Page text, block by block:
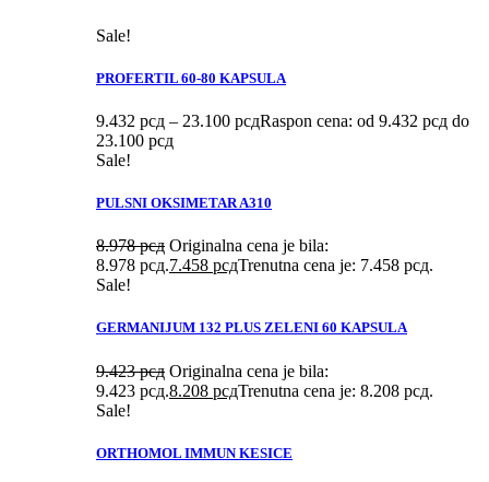
Sale!
PROFERTIL 60-80 KAPSULA
9.432 рсд – 23.100 рсдRaspon cena: od 9.432 рсд do
23.100 рсд
Sale!
PULSNI OKSIMETAR A310
8.978рсд Originalna cena je bila:
8.978 рсд.7.458 рсдTrenutna cena je: 7.458 рсд.
Sale!
GERMANIJUM 132 PLUS ZELENI 60 KAPSULA
9.423рсд Originalna cena je bila:
9.423 рсд.8.208 рсдTrenutna cena je: 8.208 рсд.
Sale!
ORTHOMOL IMMUN KESICE